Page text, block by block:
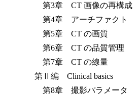
第3章 CT 画像の再構成
第4章 アーチファクト
第5章 CT の画質
第6章 CT の品質管理
第7章 CT の線量
第Ⅱ編 Clinical basics
第8章 撮影パラメータ